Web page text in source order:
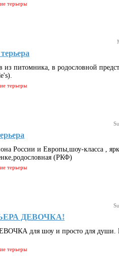
терьеры
питомника, в родословной
терьеры
России и Европы,шоу-класса ,
(РКФ)
терьеры
ДЕВОЧКА!
для шоу и просто для души.
терьеры